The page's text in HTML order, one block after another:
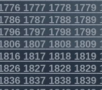
1777 17781779
1787 17881789
1797 17981799
1807 18081809
181718181819
182718281829
183718381839